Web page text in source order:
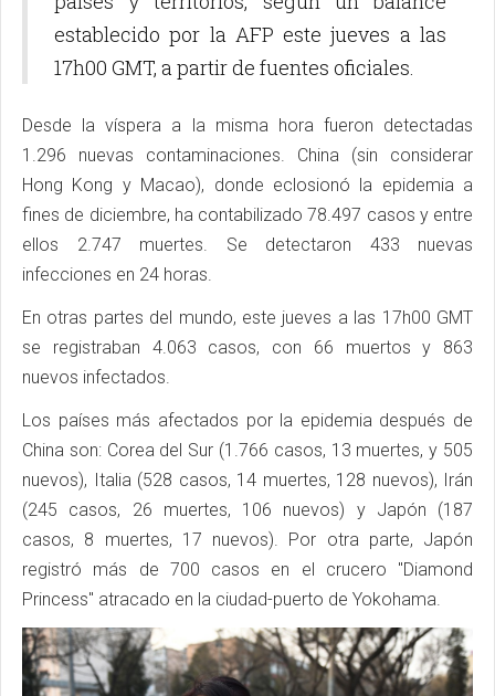
establecido por la AFP este jueves a las
17h00 GMT, a partir de fuentes oficiales.
Desde la víspera a la misma hora fueron detectadas
1.296 nuevas contaminaciones. China (sin considerar
Hong Kong y Macao), donde eclosionó la epidemia a
fines de diciembre, ha contabilizado 78.497 casos y entre
ellos 2.747 muertes. Se detectaron 433 nuevas
infecciones en 24 horas.
En otras partes del mundo, este jueves a las 17h00 GMT
se registraban 4.063 casos, con 66 muertos y 863
nuevos infectados.
Los países más afectados por la epidemia después de
China son: Corea del Sur (1.766 casos, 13 muertes, y 505
nuevos), Italia (528 casos, 14 muertes, 128 nuevos), Irán
(245 casos, 26 muertes, 106 nuevos) y Japón (187
casos, 8 muertes, 17 nuevos). Por otra parte, Japón
registró más de 700 casos en el crucero "Diamond
Princess" atracado en la ciudad-puerto de Yokohama.